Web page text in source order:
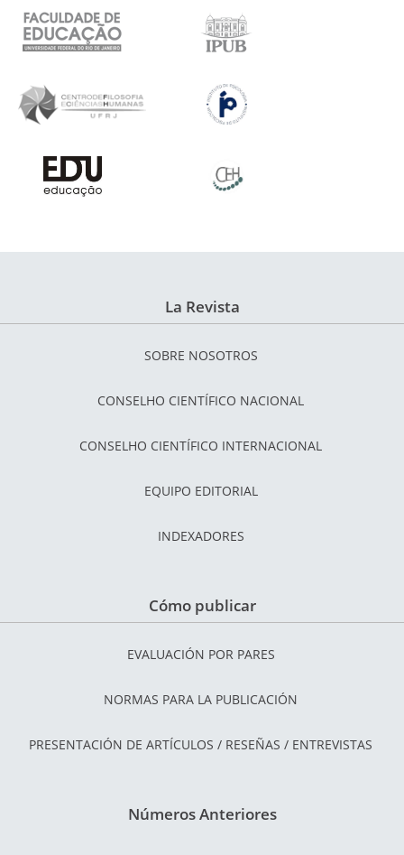
La Revista
SOBRE NOSOTROS
CONSELHO CIENTÍFICO NACIONAL
CONSELHO CIENTÍFICO INTERNACIONAL
EQUIPO EDITORIAL
INDEXADORES
Cómo publicar
EVALUACIÓN POR PARES
NORMAS PARA LA PUBLICACIÓN
PRESENTACIÓN DE ARTÍCULOS / RESEÑAS / ENTREVISTAS
Números Anteriores